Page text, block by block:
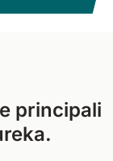
principali